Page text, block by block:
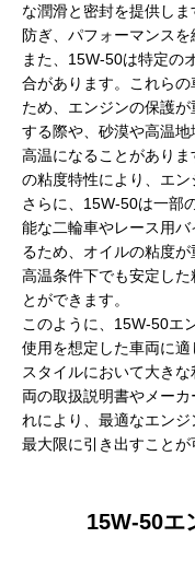
な潤滑と密封を提供し
防ぎ、パフォーマンスを
また、15W-50は特定の
合があります。これら
ため、エンジンの保護が
する際や、砂漠や高温
高温になることがあり
の粘度特性により、エン
さらに、15W-50は一部
能な二輪車やレース用
るため、オイルの粘度が
高温条件下でも安定し
とができます。
このように、15W-50エ
使用を想定した車両に
スタイルにおいて大き
両の取扱説明書やメー
れにより、最適なエン
最大限に引き出すことが
15W-50エ